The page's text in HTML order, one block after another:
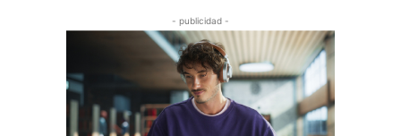
- publicidad -